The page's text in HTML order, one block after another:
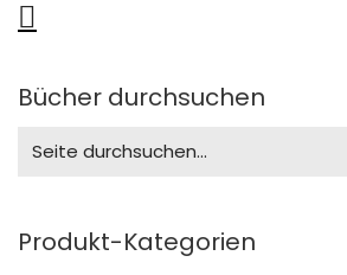
Bücher durchsuchen
for:
Produkt-Kategorien